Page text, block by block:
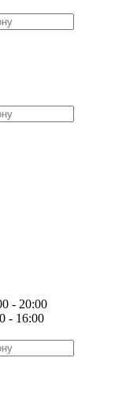
- 20:00
- 16:00